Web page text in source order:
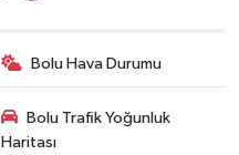
Bolu Hava Durumu
Bolu Trafik Yoğunluk
Haritası